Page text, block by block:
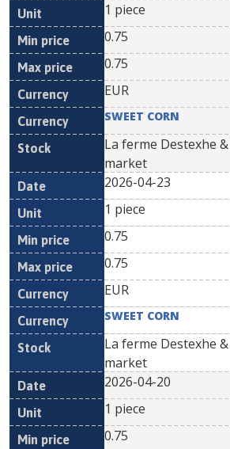
1 piece
0.75
0.75
EUR
SWEET CORN
La ferme Destexhe &
market
2026-04-23
1 piece
0.75
0.75
EUR
SWEET CORN
La ferme Destexhe &
market
2026-04-20
1 piece
0.75